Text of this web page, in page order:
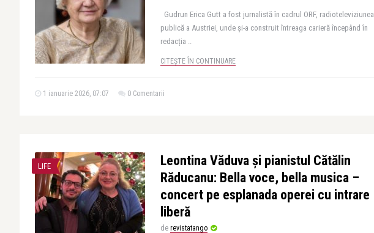
Gudrun Erica Gutt a fost jurnalistă în cadrul ORF, radioteleviziunea
publică a Austriei, unde și-a construit întreaga carieră începând în
redacția ..
CITEȘTE ÎN CONTINUARE
1 ianuarie 2026, 07:07 0 Comentarii
LIFE
Leontina Văduva și pianistul Cătălin
Răducanu: Bella voce, bella musica –
concert pe esplanada operei cu intrare
liberă
de revistatango